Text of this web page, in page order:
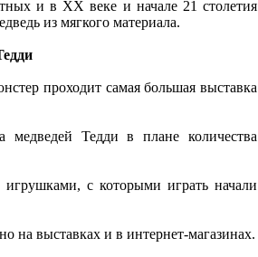
и в XX веке и начале 21 столетия
из мягкого материала.
проходит самая большая выставка
Тедди в плане количества
с которыми играть начали
на выставках и в интернет-магазинах.